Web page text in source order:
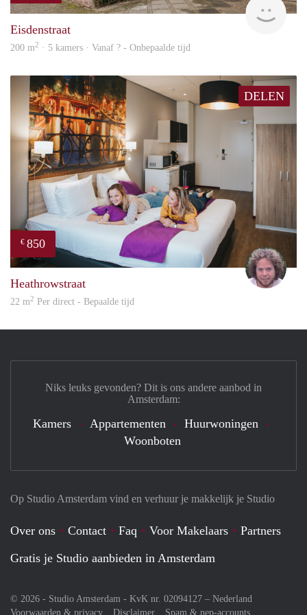
Eisdenstraat
200 m2 · 5 kamers · Vanaf ? - Onbepaalde tijd
DELEN
€ 850
Heathrowstraat
22 m2 Per direct - Bepaalde tijd
Op Studio Amsterdam vind en verhuur je makkelijk je Studio
Over ons Contact Faq Voor Makelaars
Partners
Gratis je Studio aanbieden in Amsterdam
© 2026 - Studio Amsterdam - KvK nr. 02094127 – Nederland
Voorwaarden & privacy
Disclaimer Spam & nep-accounts
Niks leuks gevonden? Dit is ons andere aanbod in
Amsterdam:
Kamers Appartementen
Huurwoningen
Woonboten